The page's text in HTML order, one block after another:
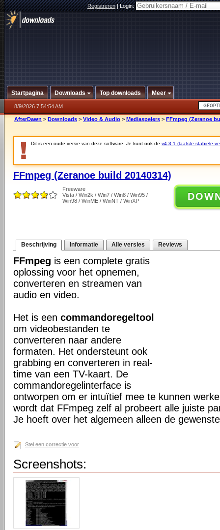
Registreren|Login:
Startpagina Downloads Top downloads Meer
8/9/2026 7:54:54 AM
AfterDawn > Downloads > Video & Audio > Mediaspelers > FFmpeg (Zeranoe
Dit is een oude versie van deze software. Je kunt ook de v4.3.1 (laatste stabiele
FFmpeg (Zeranoe build 20140314)
Freeware
Vista / Win2k / Win7 / Win8 / Win95 /
Win98 / WinME / WinNT / WinXP
Beschrijving Informatie Alle versies Reviews
FFmpeg is een complete gratis
oplossing voor het opnemen,
converteren en streamen van
audio en video.
Het is een commandoregeltool
om videobestanden te
converteren naar andere
formaten. Het ondersteunt ook
grabbing en converteren in real-
time van een TV-kaart. De
commandoregelinterface is
ontworpen om er intuïtief mee te kunnen
wordt dat FFmpeg zelf al probeert alle juiste
Je hoeft over het algemeen alleen de
Stel een correctie voor
Screenshots: